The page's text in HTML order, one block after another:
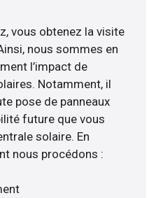
vous obtenez la visite
nous sommes en
l’impact de
Notamment, il
pose de panneaux
future que vous
solaire. En
nous procédons :